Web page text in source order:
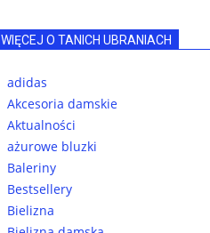
WIĘCEJ O TANICH UBRANIACH
adidas
Akcesoria damskie
Aktualności
ażurowe bluzki
Baleriny
Bestsellery
Bielizna